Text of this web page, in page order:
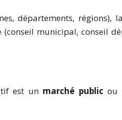
départements, régions),
municipal, conseil
est un marché public ou